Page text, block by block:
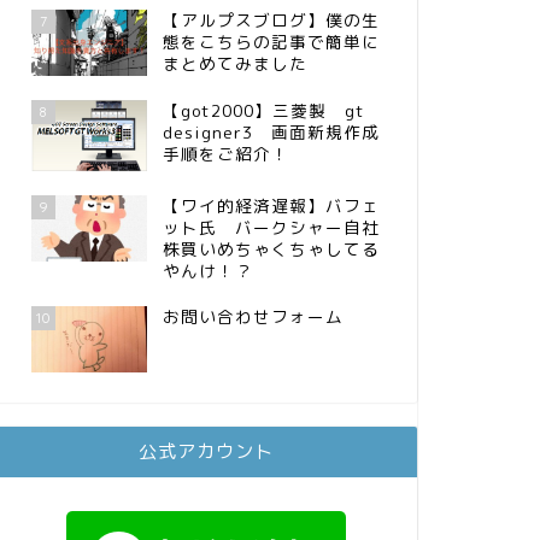
7
【アルプスブログ】僕の生
態をこちらの記事で簡単に
まとめてみました
8
【got2000】三菱製 gt
designer3 画面新規作成
手順をご紹介！
9
【ワイ的経済遅報】バフェ
ット氏 バークシャー自社
株買いめちゃくちゃしてる
やんけ！？
10 お問い合わせフォーム
公式アカウント